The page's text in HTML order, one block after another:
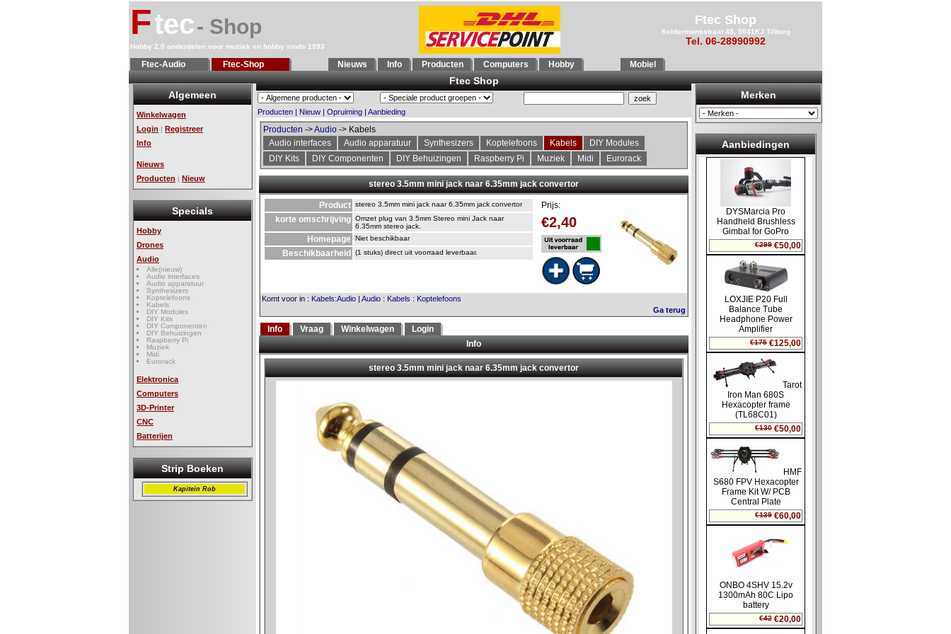
Ftec- Shop
Hobby 2.0 onderdelen voor muziek en hobby sinds 1993
Ftec Shop
Keldermansstraat 45, 5041KJ Tilburg
Tel. 06-28990992
Ftec-Audio Ftec-Shop Nieuws Info Producten Computers Hobby Mobiel
Algemeen
Winkelwagen
Login | Registreer
Info
Nieuws
Producten | Nieuw
Specials
Hobby
Drones
Audio
Alle(nieuw)
Audio interfaces
Audio apparatuur
Synthesizers
Koptelefoons
Kabels
DIY Modules
DIY Kits
DIY Componenten
DIY Behuizingen
Raspberry Pi
Muziek
Midi
Eurorack
Elektronica
Computers
3D-Printer
CNC
Batterijen
Strip Boeken
Kapitein Rob
Ftec Shop
Producten | Nieuw | Opruiming | Aanbieding
Producten ->Audio -> Kabels
Audio interfaces
Audio apparatuur Synthesizers Koptelefoons Kabels
DIY Modules
DIY Kits
DIY Componenten DIY Behuizingen Raspberry Pi Muziek Midi Eurorack
stereo 3.5mm mini jack naar 6.35mm jack convertor
Product stereo 3.5mm mini jack naar 6.35mm jack convertor
korte omschrijving Omzet plug van 3.5mm Stereo mini Jack naar
6.35mm stereo jack.
Homepage Niet beschikbaar
Beschikbaarheid (1 stuks) direct uit voorraad leverbaar.
Prijs:
€2,40
Komt voor in : Kabels:Audio | Audio : Kabels : Koptelefoons
Ga terug
Info Vraag Winkelwagen
Login
Info
Merken
Aanbiedingen